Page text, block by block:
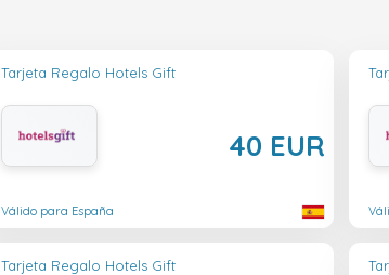
Tarjeta Regalo Hotels Gift
40 EUR
Válido para España
Tarjeta Regalo Hotels Gift